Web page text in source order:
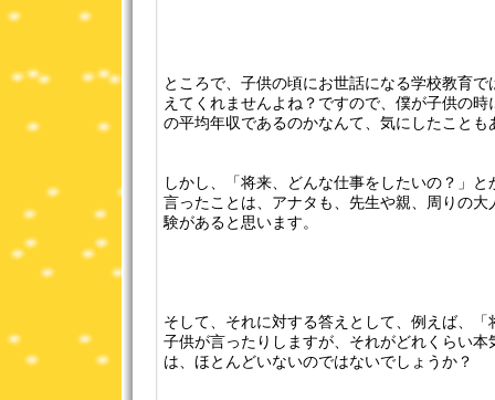
ところで、子供の頃にお世話になる学校教育
えてくれませんよね？ですので、僕が子供の
の平均年収であるのかなんて、気にしたことも
しかし、「将来、どんな仕事をしたいの？」
言ったことは、アナタも、先生や親、周りの
験があると思います。
そして、それに対する答えとして、例えば、
子供が言ったりしますが、それがどれくらい
は、ほとんどいないのではないでしょうか？